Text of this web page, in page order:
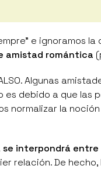
e ignoramos
amistad romántica
Algunas
debido a que las
normalizar la
interpondrá
relación. De